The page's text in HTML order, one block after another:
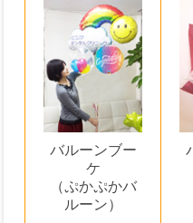
バルーンブー
ケ
（ぷかぷかバ
ルーン）